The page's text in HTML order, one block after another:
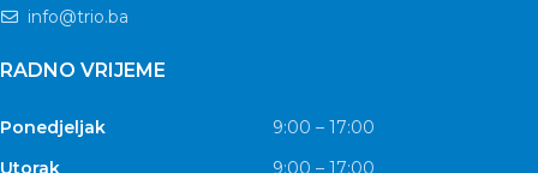
info@trio.ba
RADNO VRIJEME
Ponedjeljak
9:00 – 17:00
Utorak
9:00 – 17:00